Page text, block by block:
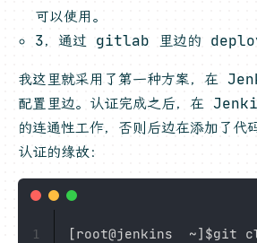
可以使用。
3，通过 gitlab 里边的
我这里就采用了第一种方案，在
配置里边。认证完成之后，在
的连通性工作，否则后边在添加了
认证的缘故：
[root@jenkins  ~]$git
1